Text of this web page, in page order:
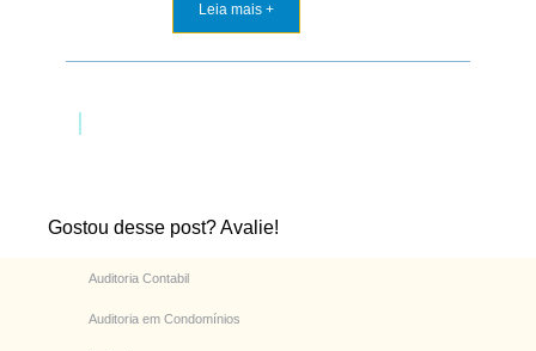
Leia mais +
Gostou desse post? Avalie!
Auditoria Contabil
Auditoria em Condomínios